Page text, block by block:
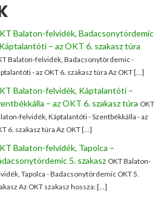
Balaton-felvidék, Badacsonytördemic
– az OKT 6. szakasz túra
Balaton-felvidék, Badacsonytördemic -
- az OKT 6. szakasz túra Az OKT […]
Balaton-felvidék, Káptalantóti –
– az OKT 6. szakasz túra OKT
felvidék, Káptalantóti - Szentbékkálla - az
6. szakasz túra Az OKT […]
Balaton-felvidék, Tapolca –
5. szakasz OKT Balaton-
Tapolca - Badacsonytördemic OKT 5.
Az OKT szakasz hossza: […]